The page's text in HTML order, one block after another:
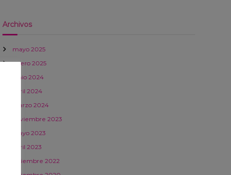
Archivos
mayo 2025
enero 2025
junio 2024
abril 2024
marzo 2024
noviembre 2023
mayo 2023
abril 2023
diciembre 2022